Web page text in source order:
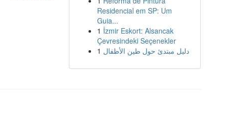
Residencial em SP: Um
Guia...
1 İzmir Eskort: Alsancak
Çevresindeki Seçenekler
1 دليل مبتدئ حول طين الأطفال